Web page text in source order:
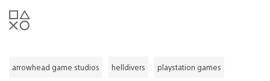
arrowhead game studios helldivers playstation games